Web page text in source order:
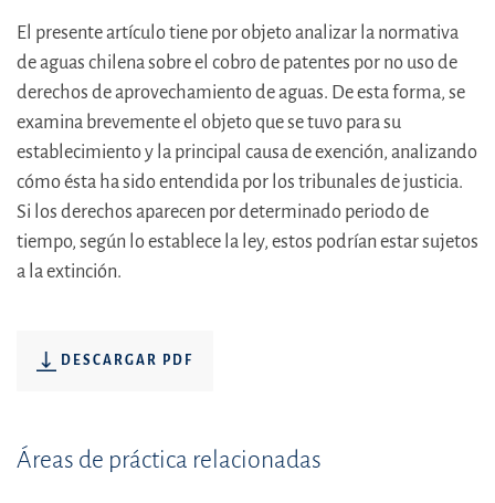
El presente artículo tiene por objeto analizar la normativa
de aguas chilena sobre el cobro de patentes por no uso de
derechos de aprovechamiento de aguas. De esta forma, se
examina brevemente el objeto que se tuvo para su
establecimiento y la principal causa de exención, analizando
cómo ésta ha sido entendida por los tribunales de justicia.
Si los derechos aparecen por determinado periodo de
tiempo, según lo establece la ley, estos podrían estar sujetos
a la extinción.
DESCARGAR PDF
Áreas de práctica relacionadas